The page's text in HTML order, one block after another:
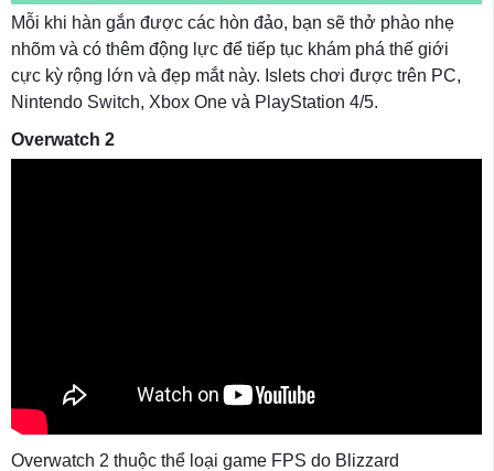
Mỗi khi hàn gắn được các hòn đảo, bạn sẽ thở phào nhẹ
nhõm và có thêm động lực để tiếp tục khám phá thế giới
cực kỳ rộng lớn và đẹp mắt này. Islets chơi được trên PC,
Nintendo Switch, Xbox One và PlayStation 4/5.
Overwatch 2
Overwatch 2 thuộc thể loại game FPS do Blizzard